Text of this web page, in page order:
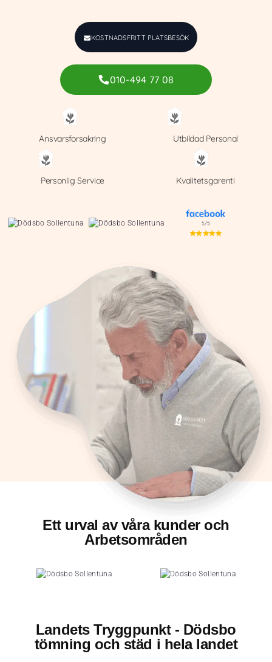
KOSTNADSFRITT PLATSBESÖK
010-494 77 08
Ansvarsforsakring Utbildad Personal
Personlig Service Kvalitetsgarenti
Ett urval av våra kunder och
Arbetsområden
Landets Tryggpunkt - Dödsbo
tömning och städ i hela landet